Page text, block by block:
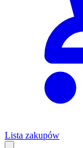
Lista zakupów